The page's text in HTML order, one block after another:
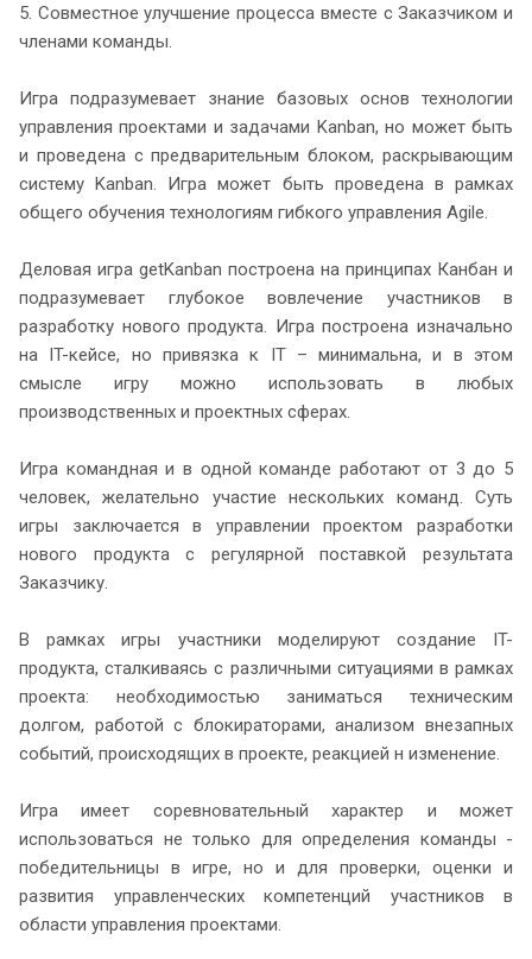
5. Совместное улучшение процесса вместе с Заказчиком и
членами команды.
Игра подразумевает знание базовых основ технологии
управления проектами и задачами Kanban, но может быть
и проведена с предварительным блоком, раскрывающим
систему Kanban. Игра может быть проведена в рамках
общего обучения технологиям гибкого управления Agile.
Деловая игра getKanban построена на принципах Канбан и
подразумевает глубокое вовлечение участников в
разработку нового продукта. Игра построена изначально
на IT-кейсе, но привязка к IT – минимальна, и в этом
смысле игру можно использовать в любых
производственных и проектных сферах.
Игра командная и в одной команде работают от 3 до 5
человек, желательно участие нескольких команд. Суть
игры заключается в управлении проектом разработки
нового продукта с регулярной поставкой результата
Заказчику.
В рамках игры участники моделируют создание IT-
продукта, сталкиваясь с различными ситуациями в рамках
проекта: необходимостью заниматься техническим
долгом, работой с блокираторами, анализом внезапных
событий, происходящих в проекте, реакцией н изменение.
Игра имеет соревновательный характер и может
использоваться не только для определения команды -
победительницы в игре, но и для проверки, оценки и
развития управленческих компетенций участников в
области управления проектами.